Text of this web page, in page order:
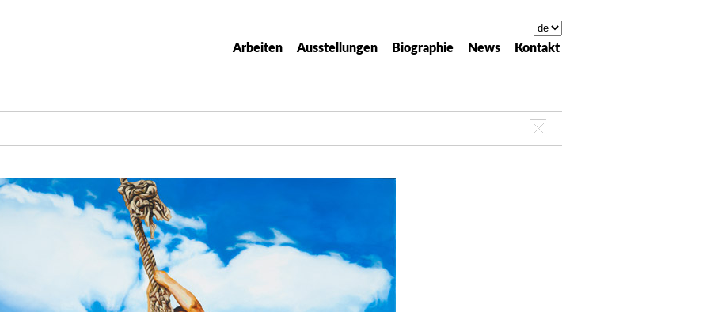
Arbeiten Ausstellungen Biographie News Kontakt